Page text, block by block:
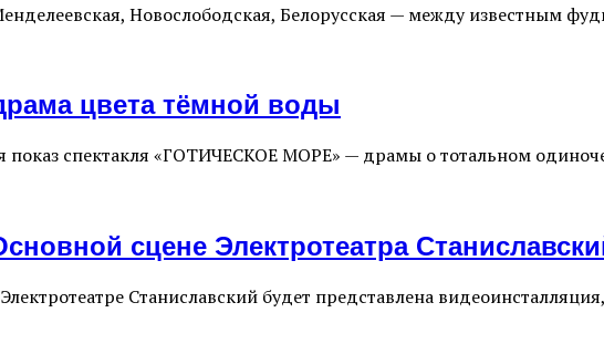
Новослободская, Белорусская — между известным
цвета тёмной воды
показ спектакля «ГОТИЧЕСКОЕ МОРЕ» — драмы о тотальном
сцене Электротеатра
Станиславский будет представлена